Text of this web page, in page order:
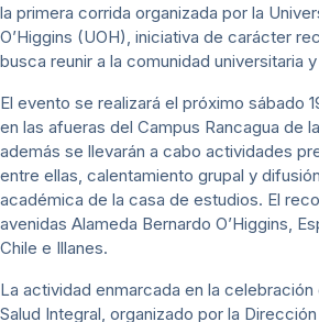
la primera corrida organizada por la
O’Higgins (UOH), iniciativa de carácter
busca reunir a la comunidad universitaria
El evento se realizará el próximo sábado
en las afueras del Campus Rancagua de
además se llevarán a cabo actividades
entre ellas, calentamiento grupal y
académica de la casa de estudios. El
avenidas Alameda Bernardo O’Higgins,
Chile e Illanes.
La actividad enmarcada en la
Salud Integral, organizado por la